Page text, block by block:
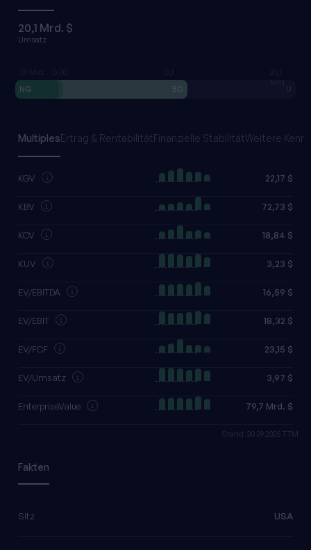
20,1 Mrd. $
Umsatz
2,9 Mrd.
NG
0,00
12,1
Mrd.
BG
20,1
Mrd.
U
MultiplesErtrag & RentabilitätFinanzielle StabilitätWeitere
KGV 22,17 $
KBV 72,73 $
KCV 18,84 $
KUV 3,23 $
EV/EBITDA 16,59 $
EV/EBIT 18,32 $
EV/FCF 23,15 $
EV/Umsatz 3,97 $
EnterpriseValue 79,7 Mrd. $
Stand: 30.09.2025 TTM
Fakten
Sitz USA